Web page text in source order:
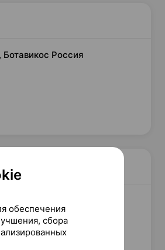
Россия
Россия
обеспечения
сбора